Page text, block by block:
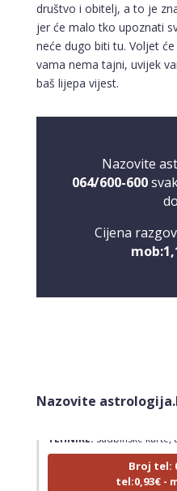
društvo i obitelj, a to je
jer će malo tko upoznati
neće dugo biti tu. Voljet
vama nema tajni, uvijek
baš lijepa vijest.
Nazovite
064/600-600
Cijena
Nazovite
Tarot
Broj tel:
tel:0,93€ -